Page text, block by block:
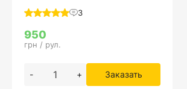
3
950
грн / рул.
- + Заказать